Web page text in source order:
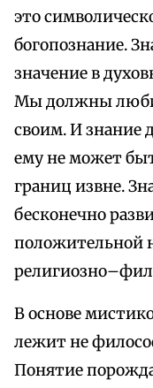
это
богопознание.
значение в
Мы должны
своим. И знание
ему не может
границ извне.
бесконечно
положительной
В основе
лежит не
Понятие